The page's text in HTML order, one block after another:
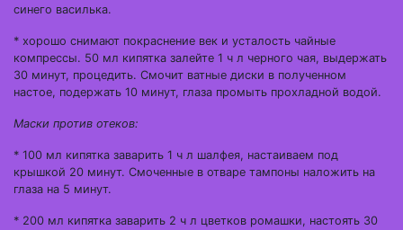
синего василька.
* хорошо снимают покраснение век и усталость чайные
компрессы. 50 мл кипятка залейте 1 ч л черного чая, выдержать
30 минут, процедить. Смочит ватные диски в полученном
настое, подержать 10 минут, глаза промыть прохладной водой.
Маски против отеков:
* 100 мл кипятка заварить 1 ч л шалфея, настаиваем под
крышкой 20 минут. Смоченные в отваре тампоны наложить на
глаза на 5 минут.
* 200 мл кипятка заварить 2 ч л цветков ромашки, настоять 30